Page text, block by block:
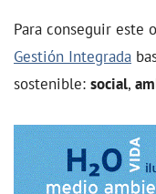
Para conseguir este
Gestión Integrada
sostenible: social,